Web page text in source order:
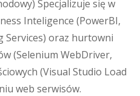
Specjalizuje się w
Inteligence (PowerBI,
Services) oraz hurtowni
(Selenium WebDriver,
(Visual Studio Load
web serwisów.